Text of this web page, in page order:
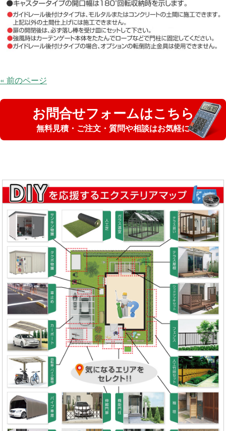
« 前のページ
お問合せフォームはこちら
無料見積・ご注文・質問や相談はお気軽に